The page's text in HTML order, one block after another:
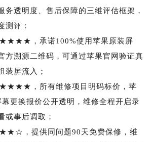
务透明度、售后保障的三维评估框架，
测评：
，承诺100%使用苹果原装屏
方溯源二维码，可通过苹果官网验证真
装屏流入；
，所有维修项目明码标价，苹
更换报价公开透明，维修全程开启录
或事后调取；
，提供同问题90天免费保修，维